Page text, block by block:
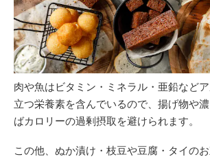
肉や魚はビタミン・ミネラル・亜鉛など
立つ栄養素を含んでいるので、揚げ物や
ばカロリーの過剰摂取を避けられます。
この他、ぬか漬け・枝豆や豆腐・タイの